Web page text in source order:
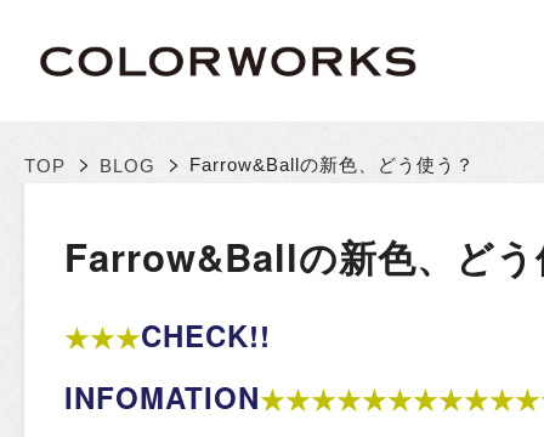
TOP > BLOG > Farrow&Ballの新色、どう使う？
Farrow&Ballの新色、ど
★★★CHECK!!
INFOMATION